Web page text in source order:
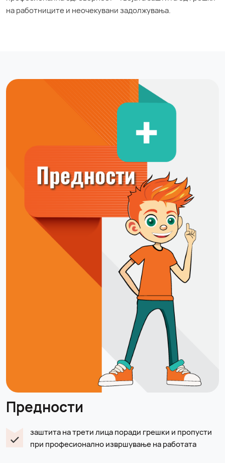
на работниците и неочекувани задолжувања.
Предности
заштита на трети лица поради грешки и пропусти
при професионално извршување на работата